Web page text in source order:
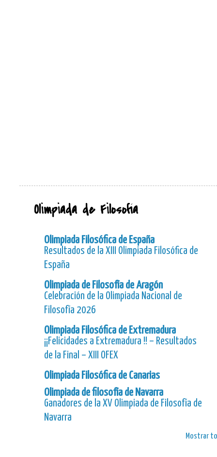
Olimpiada de Filosofía
Olimpiada Filosófica de España
Resultados de la XIII Olimpiada Filosófica de
España
Olimpiada de Filosofía de Aragón
Celebración de la Olimpiada Nacional de
Filosofía 2026
Olimpiada Filosófica de Extremadura
¡¡Felicidades a Extremadura !! – Resultados
de la Final – XIII OFEX
Olimpiada Filosófica de Canarias
Olimpiada de filosofía de Navarra
Ganadores de la XV Olimpiada de Filosofía de
Navarra
Mostrar